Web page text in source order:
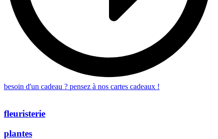
besoin d'un cadeau ? pensez à nos cartes cadeaux !
fleuristerie
plantes